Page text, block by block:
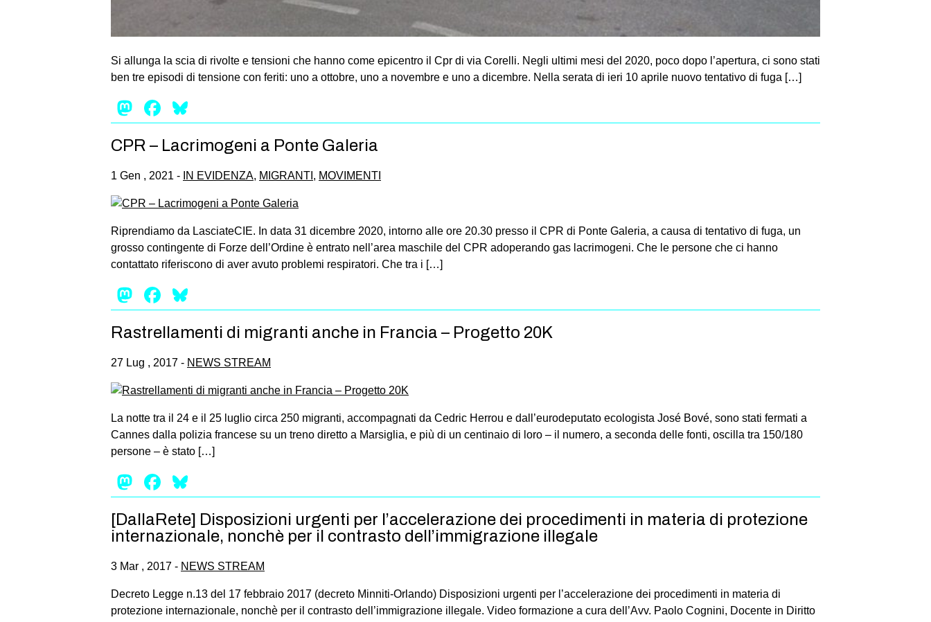
Si allunga la scia di rivolte e tensioni che hanno come epicentro il Cpr di via Corelli. Negli ultimi mesi del 2020, poco dopo l’apertura, ci sono stati
ben tre episodi di tensione con feriti: uno a ottobre, uno a novembre e uno a dicembre. Nella serata di ieri 10 aprile nuovo tentativo di fuga […]
Mastodon
Facebook
CPR – Lacrimogeni a Ponte Galeria
1 Gen , 2021 - IN EVIDENZA, MIGRANTI , MOVIMENTI
Riprendiamo da LasciateCIE. In data 31 dicembre 2020, intorno alle ore 20.30 presso il CPR di Ponte Galeria, a causa di tentativo di fuga, un
grosso contingente di Forze dell’Ordine è entrato nell’area maschile del CPR adoperando gas lacrimogeni. Che le persone che ci hanno
contattato riferiscono di aver avuto problemi respiratori. Che tra i […]
Mastodon
Facebook
Rastrellamenti di migranti anche in Francia – Progetto 20K
27 Lug , 2017 - NEWS STREAM
La notte tra il 24 e il 25 luglio circa 250 migranti, accompagnati da Cedric Herrou e dall’eurodeputato ecologista José Bové, sono stati fermati a
Cannes dalla polizia francese su un treno diretto a Marsiglia, e più di un centinaio di loro – il numero, a seconda delle fonti, oscilla tra 150/180
persone – è stato […]
Mastodon
Facebook
[DallaRete] Disposizioni urgenti per l’accelerazione dei procedimenti in materia di protezione
internazionale, nonchè per il contrasto dell’immigrazione illegale
3 Mar , 2017 - NEWS STREAM
Decreto Legge n.13 del 17 febbraio 2017 (decreto Minniti-Orlando) Disposizioni urgenti per l’accelerazione dei procedimenti in materia di
protezione internazionale, nonchè per il contrasto dell’immigrazione illegale. Video formazione a cura dell’Avv. Paolo Cognini, Docente in Diritto